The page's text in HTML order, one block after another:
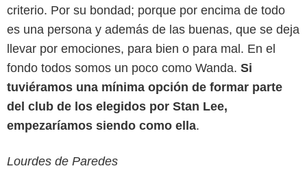
criterio. Por su bondad; porque por encima de todo
es una persona y además de las buenas, que se deja
llevar por emociones, para bien o para mal. En el
fondo todos somos un poco como Wanda. Si
tuviéramos una mínima opción de formar parte
del club de los elegidos por Stan Lee,
empezaríamos siendo como ella.
Lourdes de Paredes